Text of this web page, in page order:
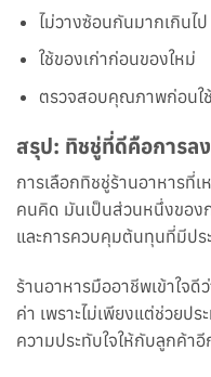
ไม่วางซ้อนกันมากเกินไป
ใช้ของเก่าก่อนของใหม่
ตรวจสอบคุณภาพก่อนใ
สรุป: ทิชชู่ที่ดีคือการล
การเลือกทิชชู่ร้านอาหารที่เ
คนคิด มันเป็นส่วนหนึ่งของ
และการควบคุมต้นทุนที่มีป
ร้านอาหารมืออาชีพเข้าใจ
ค่า เพราะไม่เพียงแต่ช่วยป
ความประทับใจให้กับลูกค้าอี